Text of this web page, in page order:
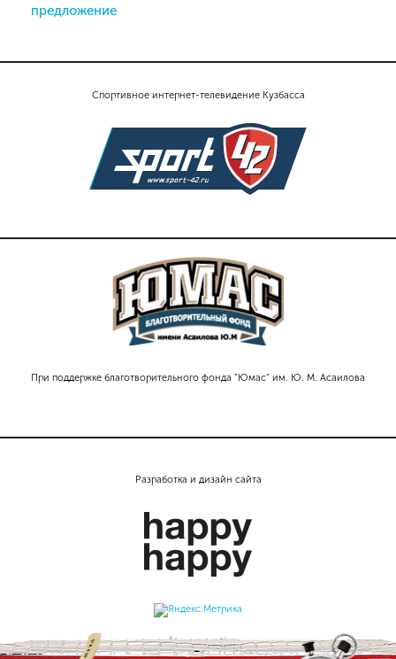
Спортивное интернет-телевидение Кузбасса
При поддержке благотворительного фонда "Юмас" им. Ю. М. Асаилова
предложение
Разработка и дизайн сайта